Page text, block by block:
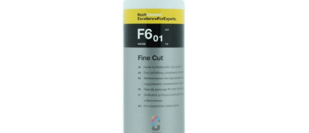
Aggiungi al Carrello
spedito oggi